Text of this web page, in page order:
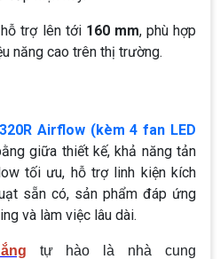
hỗ trợ lên tới 160 mm, phù hợp
năng cao trên thị trường.
Airflow (kèm 4 fan LED
giữa thiết kế, khả năng tản
tối ưu, hỗ trợ linh kiện kích
sẵn có, sản phẩm đáp ứng
và làm việc lâu dài.
tự hào là nhà cung